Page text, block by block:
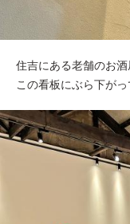
住吉にある老舗のお酒
この看板にぶら下が